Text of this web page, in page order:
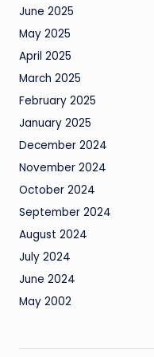
June 2025
May 2025
April 2025
March 2025
February 2025
January 2025
December 2024
November 2024
October 2024
September 2024
August 2024
July 2024
June 2024
May 2002